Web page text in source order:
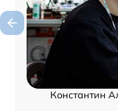
Константин